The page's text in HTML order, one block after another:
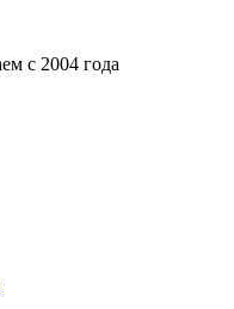
с 2004 года